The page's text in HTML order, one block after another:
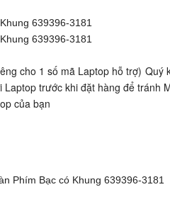
639396-3181
639396-3181
cho 1 số mã Laptop hỗ trợ)
trước khi đặt hàng để tránh
của bạn
Phím Bạc có Khung 639396-3181